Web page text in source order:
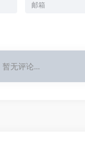
暂无评论...